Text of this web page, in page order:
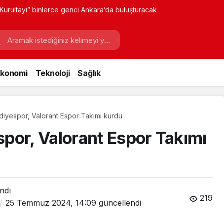
binlerce genci Ankara’da buluşturacak
Teknoloji Sağlık
Valorant Espor Takımı kurdu
Valorant Espor Takımı
25 Temmuz 2024, 14:09 güncellendi 219